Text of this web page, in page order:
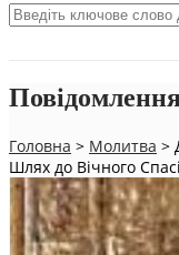
Повідомлення
Головна > Молитва >
Шлях до Вічного